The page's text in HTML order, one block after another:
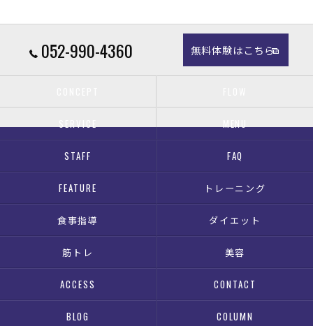
052-990-4360 無料体験はこちら
SERVICE MENU
STAFF FAQ
FEATURE トレーニング
食事指導 ダイエット
筋トレ 美容
ACCESS CONTACT
BLOG COLUMN